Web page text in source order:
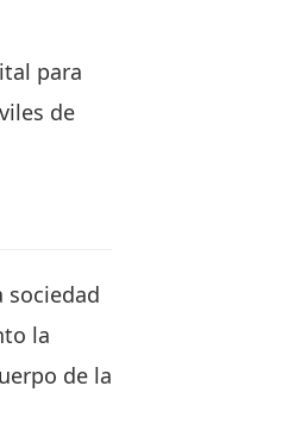
para
de
sociedad
la
de la